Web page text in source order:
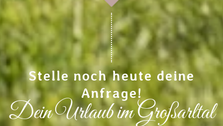
Stelle noch heute deine
Anfrage!
Dein Urlaub im Großarltal